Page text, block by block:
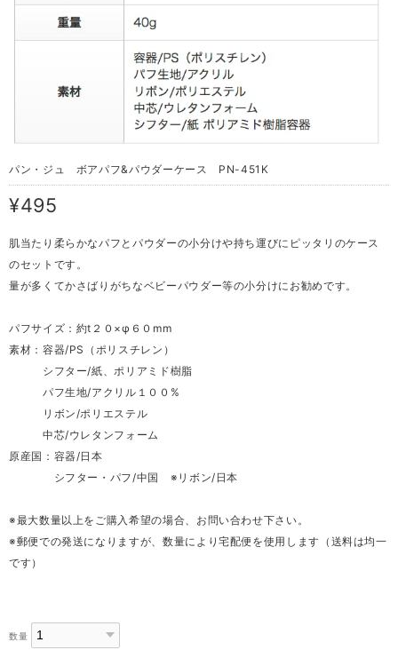
パン・ジュ ボアパフ&パウダーケース PN-451K
¥495
肌当たり柔らかなパフとパウダーの小分けや持ち運びにピッタリのケース
のセットです。
量が多くてかさばりがちなベビーパウダー等の小分けにお勧めです。
パフサイズ：約t２０×φ６０mm
素材：容器/PS（ポリスチレン）
シフター/紙、ポリアミド樹脂
パフ生地/アクリル１００%
リボン/ポリエステル
中芯/ウレタンフォーム
原産国：容器/日本
シフター・パフ/中国 ※リボン/日本
※最大数量以上をご購入希望の場合、お問い合わせ下さい。
※郵便での発送になりますが、数量により宅配便を使用します（送料は均一
です）
数量